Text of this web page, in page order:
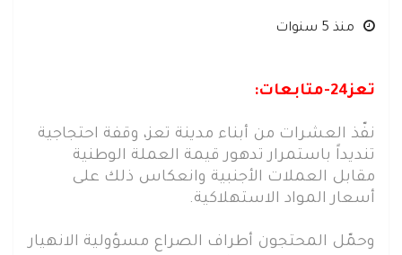
منذ 5 سنوات
تعز24-متابعات:
نفّذ العشرات من أبناء مدينة تعز، وقفة احتجاجية
تنديداً باستمرار تدهور قيمة العملة الوطنية
مقابل العملات الأجنبية وانعكاس ذلك على
أسعار المواد الاستهلاكية.
وحمّل المحتجون أطراف الصراع مسؤولية الانهيار